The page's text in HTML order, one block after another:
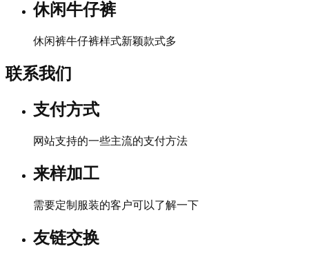
休闲牛仔裤
休闲裤牛仔裤样式新颖款式多
联系我们
支付方式
网站支持的一些主流的支付方法
来样加工
需要定制服装的客户可以了解一下
友链交换